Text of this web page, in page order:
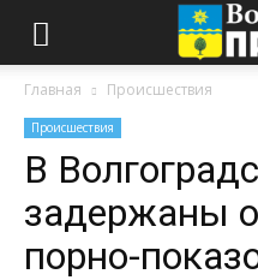
Главная Происшествия
Происшествия
В
задержаны
порно-